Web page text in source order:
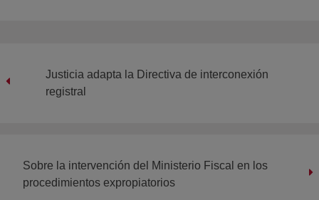
Justicia adapta la Directiva de interconexión
registral
Sobre la intervención del Ministerio Fiscal en los
procedimientos expropiatorios